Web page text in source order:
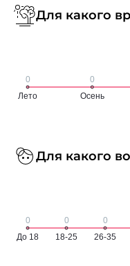
Для какого
Для какого